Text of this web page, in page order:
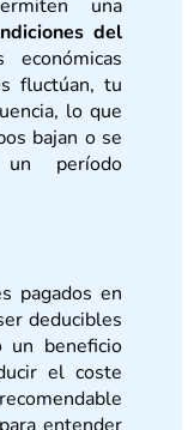
una
del
fluctúan, tu
lo que
bajan o se
período
pagados en
deducibles
un beneficio
el coste